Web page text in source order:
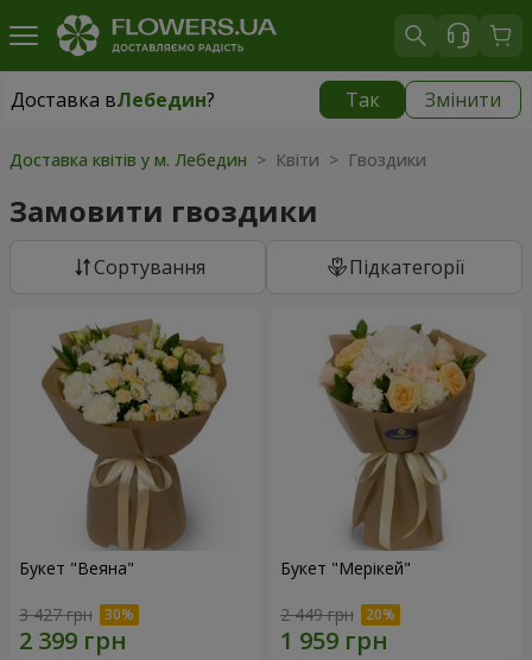
Доставка вЛебедин? Так Змінити
Доставка вЛебедин|
Доставка квітів у м. Лебедин > Квіти > Гвоздики
Замовити гвоздики
Сортування Підкатегорії
Букет "Веяна"
3 427 грн
Букет "Мерікей"
2 449 грн